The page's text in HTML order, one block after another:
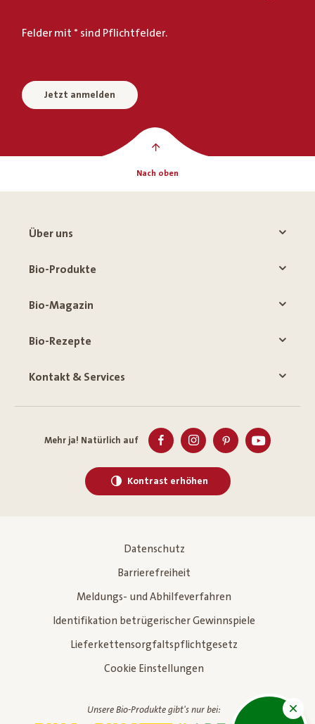
Felder mit * sind Pflichtfelder.
Jetzt anmelden
Nach oben
Über uns
Bio-Produkte
Bio-Magazin
Bio-Rezepte
Kontakt & Services
Mehr ja! Natürlich auf
Kontrast erhöhen
Datenschutz
Barrierefreiheit
Meldungs- und Abhilfeverfahren
Identifikation betrügerischer Gewinnspiele
Lieferkettensorgfaltspflichtgesetz
Cookie Einstellungen
Unsere Bio-Produkte gibt's nur bei: